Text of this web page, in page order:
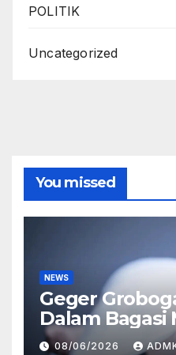
POLITIK
Uncategorized
You missed
NEWS
Geger
Dalam Bagasi
Terkait
08/06/2026